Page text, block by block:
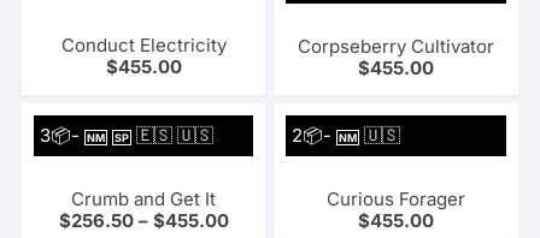
Conduct Electricity
$455.00
Corpseberry Cultivator
$455.00
3📦-NM SP 🇪🇸 🇺🇸
Crumb and Get It
$256.50– $455.00
2📦-NM 🇺🇸
Curious Forager
$455.00